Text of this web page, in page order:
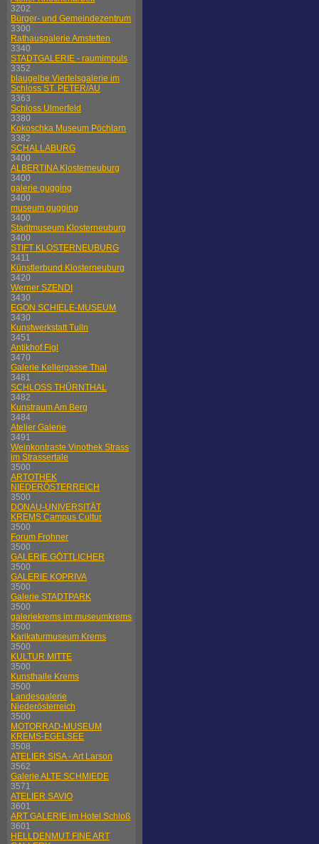
3202
Bürger- und Gemeindezentrum
3300
Rathausgalerie Amstetten
3340
STADTGALERIE - raumimpuls
3352
blaugelbe Viertelsgalerie im
Schloss ST. PETER/AU
3363
Schloss Ulmerfeld
3380
Kokoschka Museum Pöchlarn
3382
SCHALLABURG
3400
ALBERTINA Klosterneuburg
3400
galerie gugging
3400
museum gugging
3400
Stadtmuseum Klosterneuburg
3400
STIFT KLOSTERNEUBURG
3411
Künstlerbund Klosterneuburg
3420
Werner SZENDI
3430
EGON SCHIELE-MUSEUM
3430
Kunstwerkstatt Tulln
3451
Antikhof Figl
3470
Galerie Kellergasse Thal
3481
SCHLOSS THÜRNTHAL
3482
Kunstraum Am Berg
3484
Atelier Galerie
3491
Weinkontraste Vinothek Strass
im Strassertale
3500
ARTOTHEK
NIEDERÖSTERREICH
3500
DONAU-UNIVERSITÄT
KREMS Campus Cultur
3500
Forum Frohner
3500
GALERIE GÖTTLICHER
3500
GALERIE KOPRIVA
3500
Galerie STADTPARK
3500
galeriekrems im museumkrems
3500
Karikaturmuseum Krems
3500
KULTUR MITTE
3500
Kunsthalle Krems
3500
Landesgalerie
Niederösterreich
3500
MOTORRAD-MUSEUM
KREMS-EGELSEE
3508
ATELIER SISA - Art Larson
3562
Galerie ALTE SCHMIEDE
3571
ATELIER SAVIO
3601
ART GALERIE im Hotel Schloß
3601
HELLDENMUT FINE ART